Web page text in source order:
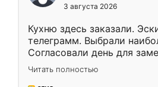
3 августа 2026
Кухню здесь заказали.
телеграмм. Выбрали
Согласовали день для
недели кухня была уже
довольны работой.
Читать полностью